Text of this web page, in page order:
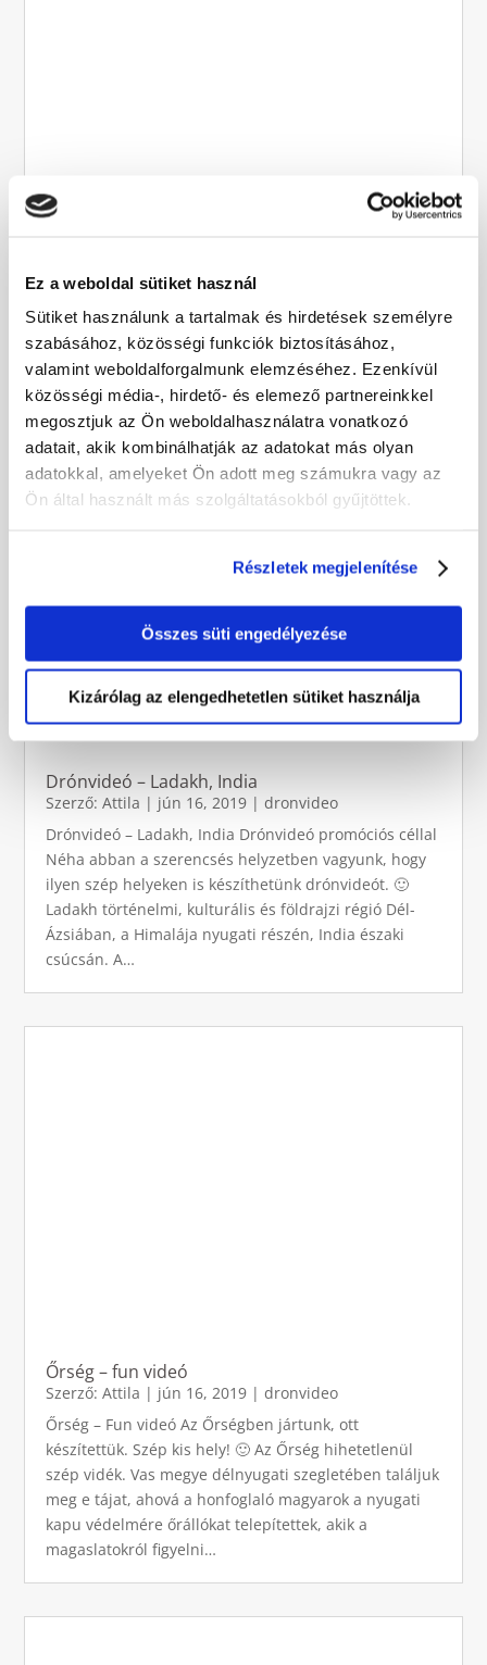
Ez a weboldal sütiket használ
Sütiket használunk a tartalmak és hirdetések személyre
szabásához, közösségi funkciók biztosításához,
valamint weboldalforgalmunk elemzéséhez. Ezenkívül
közösségi média-, hirdető- és elemező partnereinkkel
megosztjuk az Ön weboldalhasználatra vonatkozó
adatait, akik kombinálhatják az adatokat más olyan
adatokkal, amelyeket Ön adott meg számukra vagy az
Ön által használt más szolgáltatásokból gyűjtöttek.
Részletek megjelenítése
Összes süti engedélyezése
Kizárólag az elengedhetetlen sütiket használja
Drónvideó az edényvarázsnak
Szerző:
üzletbe. Drónvideó szolgáltatásunk remek lehetőség
arra, hogy bemutassuk, hogyan jutnak el vásárlóink
legkönnyebben egy üzletbe, vagy telephelyre.
Köszönjük az Edényvarázs.hu…
Drónvideó – Ladakh, India
Szerző:Attila | jún 16, 2019 |dronvideo
Drónvideó – Ladakh, India Drónvideó promóciós céllal
Néha abban a szerencsés helyzetben vagyunk, hogy
ilyen szép helyeken is készíthetünk drónvideót. 🙂
Ladakh történelmi, kulturális és földrajzi régió Dél-
Ázsiában, a Himalája nyugati részén, India északi
csúcsán. A…
Őrség – fun videó
Szerző:Attila | jún 16, 2019 |dronvideo
Őrség – Fun videó Az Őrségben jártunk, ott
készítettük. Szép kis hely! 🙂 Az Őrség hihetetlenül
szép vidék. Vas megye délnyugati szegletében találjuk
meg e tájat, ahová a honfoglaló magyarok a nyugati
kapu védelmére őrállókat telepítettek, akik a
magaslatokról figyelni…